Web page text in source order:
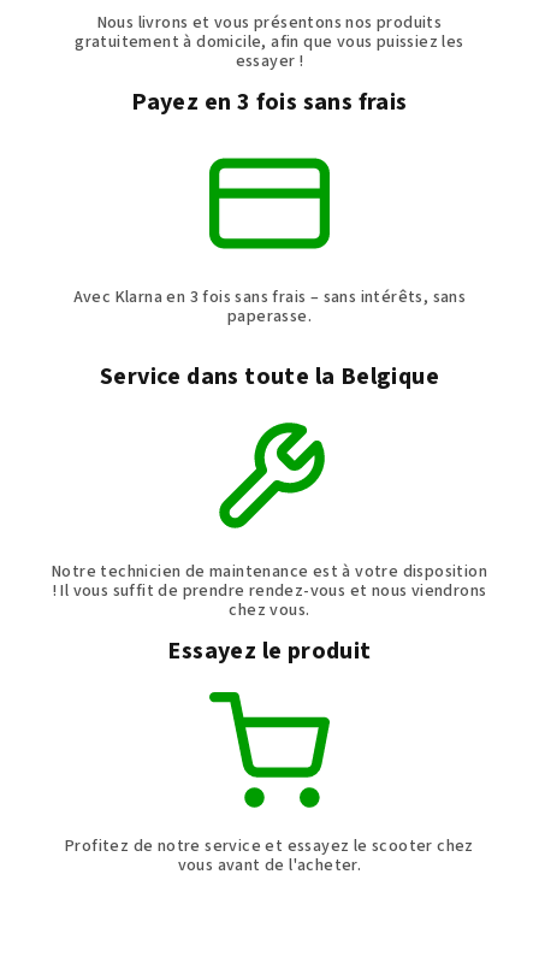
Nous livrons et vous présentons nos produits
gratuitement à domicile, afin que vous puissiez les
essayer !
Payez en 3 fois sans frais
Avec Klarna en 3 fois sans frais – sans intérêts, sans
paperasse.
Service dans toute la Belgique
Notre technicien de maintenance est à votre disposition
! Il vous suffit de prendre rendez-vous et nous viendrons
chez vous.
Essayez le produit
Profitez de notre service et essayez le scooter chez
vous avant de l'acheter.